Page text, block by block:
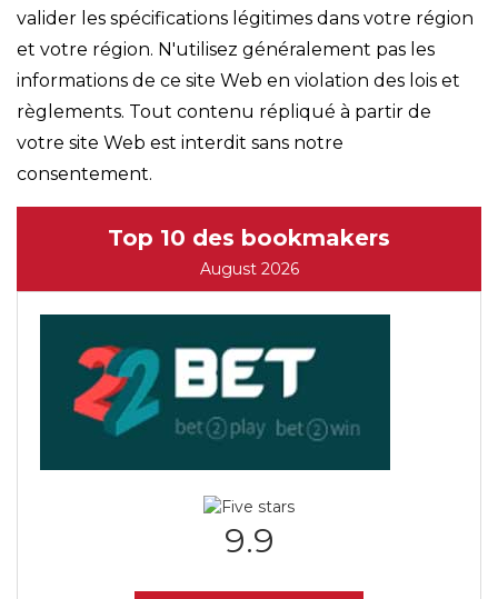
valider les spécifications légitimes dans votre région
et votre région. N'utilisez généralement pas les
informations de ce site Web en violation des lois et
règlements. Tout contenu répliqué à partir de
votre site Web est interdit sans notre
consentement.
Top 10 des bookmakers
August 2026
9.9